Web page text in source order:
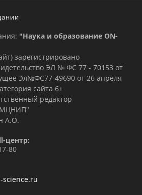
"Наука и образование ON-
зарегистрировано
ЭЛ № ФС 77 - 70153 от
Эл№ФC77-49690 от 26 апреля
сайта 6+
редактор
А.О.
центр:
80
science.ru